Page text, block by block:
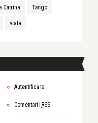
Catrina Tango
viata
Autentificare
Comentarii RSS